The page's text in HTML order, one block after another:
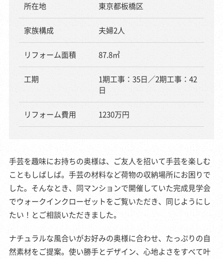
所在地 東京都板橋区
家族構成 夫婦2人
リフォーム面積 87.8㎡
工期
1期工事：35日／2期工事：42
日
リフォーム費用 1230万円
手芸を趣味にお持ちの奥様は、ご友人を招いて手芸を楽しむ
こともしばしば。手芸の材料など荷物の収納場所にお困りで
した。そんなとき、同マンションで開催していた完成見学会
でウォークインクローゼットをご覧いただき、同じようにし
たい！とご相談いただきました。
ナチュラルな風合いがお好みの奥様に合わせ、たっぷりの自
然素材をご提案。使い勝手とデザイン、心地よさをすべて叶